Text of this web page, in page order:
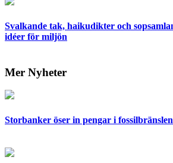
Svalkande tak, haikudikter och
idéer för miljön
Mer Nyheter
Storbanker öser in pengar i